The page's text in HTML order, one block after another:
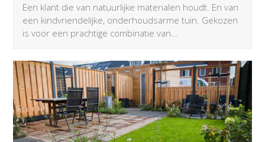
Een klant die van natuurlijke materialen houdt. En van
een kindvriendelijke, onderhoudsarme tuin. Gekozen
is voor een prachtige combinatie van…